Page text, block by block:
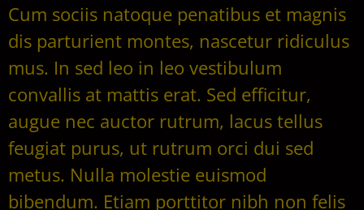
Cum sociis natoque penatibus et magnis
dis parturient montes, nascetur ridiculus
mus. In sed leo in leo vestibulum
convallis at mattis erat. Sed efficitur,
augue nec auctor rutrum, lacus tellus
feugiat purus, ut rutrum orci dui sed
metus. Nulla molestie euismod
bibendum. Etiam porttitor nibh non felis